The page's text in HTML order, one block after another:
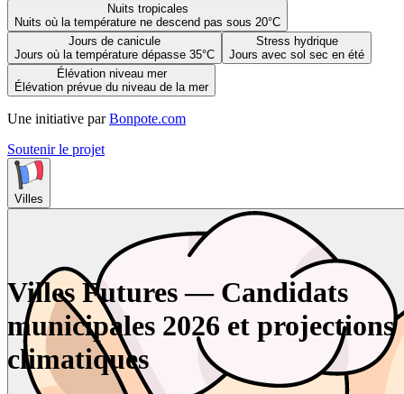
Nuits tropicales
Nuits où la température ne descend pas sous 20°C
Jours de canicule
Jours où la température dépasse 35°C
Stress hydrique
Jours avec sol sec en été
Élévation niveau mer
Élévation prévue du niveau de la mer
Une initiative par Bonpote.com
Soutenir le projet
Villes
Villes Futures — Candidats
municipales 2026 et projections
climatiques